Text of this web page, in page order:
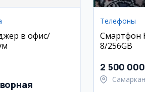
в офис/
Телефоны
Смартфон
8/256GB
2 500